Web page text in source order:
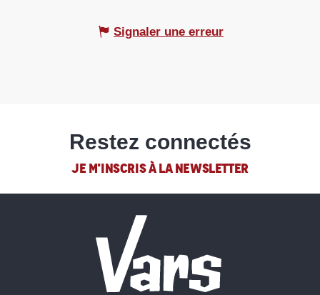
Signaler une erreur
Restez connectés
JE M'INSCRIS À LA NEWSLETTER